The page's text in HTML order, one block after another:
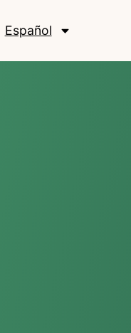
Español